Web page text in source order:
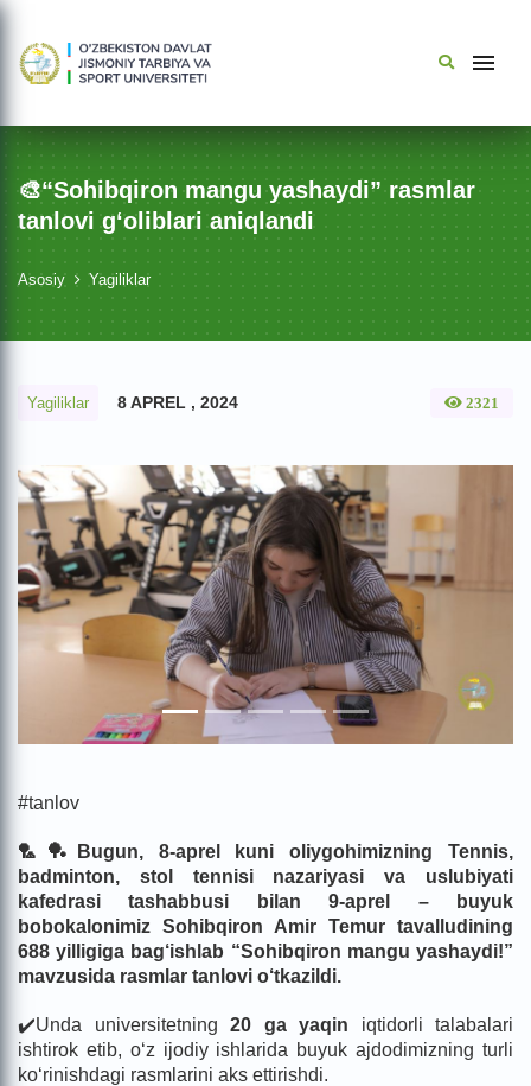
🎨“Sohibqiron mangu yashaydi” rasmlar
tanlovi g‘oliblari aniqlandi
Asosiy Yagiliklar
Yagiliklar 8 APREL , 2024 2321
#tanlov
🏸🏓Bugun, 8-aprel kuni oliygohimizning Tennis,
badminton, stol tennisi nazariyasi va uslubiyati
kafedrasi tashabbusi bilan 9-aprel – buyuk
bobokalonimiz Sohibqiron Amir Temur tavalludining
688 yilligiga bag‘ishlab “Sohibqiron mangu yashaydi!”
mavzusida rasmlar tanlovi o‘tkazildi.
✔️Unda universitetning 20 ga yaqin iqtidorli talabalari
ishtirok etib, o‘z ijodiy ishlarida buyuk ajdodimizning turli
ko‘rinishdagi rasmlarini aks ettirishdi.